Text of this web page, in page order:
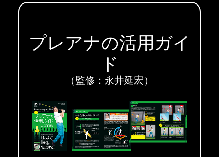
プレアナの活用ガイ
ド
（監修：永井延宏）